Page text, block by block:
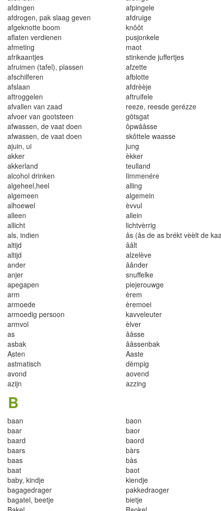
afdingen
afpingele
afdrogen, pak slaag geven
afdruige
afgeknotte boom
knôôt
aflaten verdienen
pusjonkele
afmeting
maot
afrikaantjes stinkende juffertjes
afruimen (tafel), plassen
afzette
afschilferen
afblotte
afslaan
afdrèèje
aftroggelen
aftruifele
afvallen van zaad reeze, reesde gerézze
afvoer van gootsteen
götsgat
afwassen, de vaat doen
ôpwââsse
afwassen, de vaat doen skôttele waasse
ajuin, ui
jung
akker èkker
akkerland
teulland
alcohol drinken Iimmenére
algeheel,heel
alling
algemeen
algemein
alhoewel
èvvul
alleen
allein
allicht lichtvèrrig
als, indien
âs (âs de as brékt vèèlt de
altijd
ââlt
altijd
alzelève
ander
âânder
anjer snuffelke
apegapen
piejerouwge
arm
èrem
armoede
èremoei
armoedig persoon
kavveleuter
armvol
èlver
as
ââsse
asbak
ââssenbak
Asten
Aaste
astmatisch
dèmpig
avond
aovend
azijn
azzing
B
baan
baon
baar
baor
baard
baord
baars
bàrs
baas
bàs
baat
baot
baby, kindje kiendje
bagagedrager
pakkedraoger
bagatel, beetje
bietje